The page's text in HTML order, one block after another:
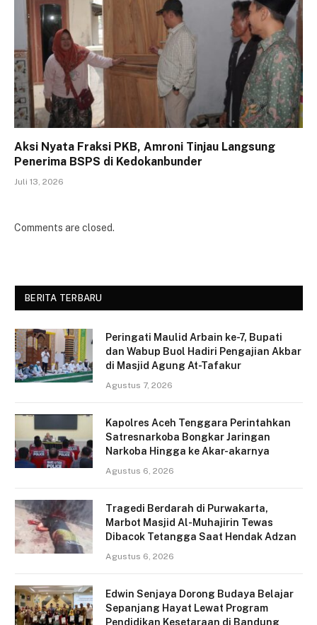
Aksi Nyata Fraksi PKB, Amroni Tinjau Langsung
Penerima BSPS di Kedokanbunder
Juli 13, 2026
Comments are closed.
BERITA TERBARU
Peringati Maulid Arbain ke-7, Bupati
dan Wabup Buol Hadiri Pengajian Akbar
di Masjid Agung At-Tafakur
Agustus 7, 2026
Kapolres Aceh Tenggara Perintahkan
Satresnarkoba Bongkar Jaringan
Narkoba Hingga ke Akar-akarnya
Agustus 6, 2026
Tragedi Berdarah di Purwakarta,
Marbot Masjid Al-Muhajirin Tewas
Dibacok Tetangga Saat Hendak Adzan
Agustus 6, 2026
Edwin Senjaya Dorong Budaya Belajar
Sepanjang Hayat Lewat Program
Pendidikan Kesetaraan di Bandung